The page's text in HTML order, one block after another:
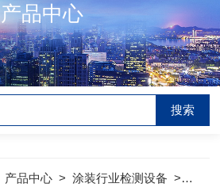
产品中心
产品中心 >涂装行业检测设备 > 粘度